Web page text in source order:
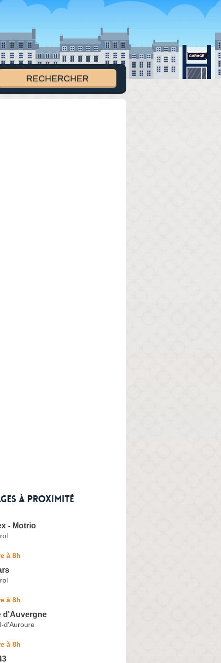
à proximité
- Motrio
à 8h
à 8h
d'Auvergne
d'Auroure
à 8h